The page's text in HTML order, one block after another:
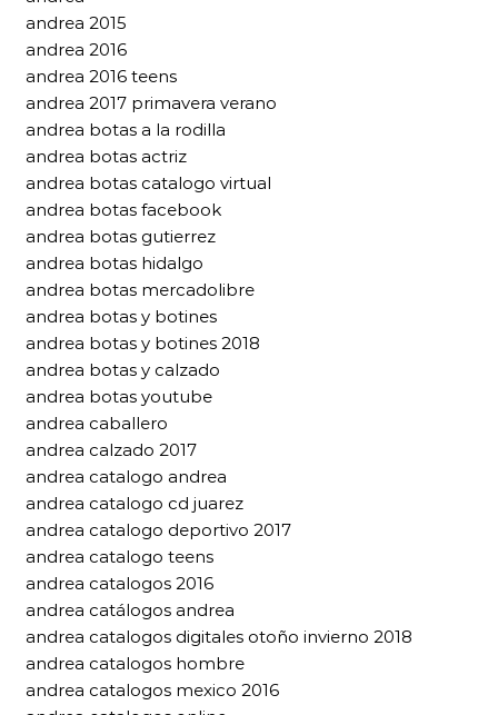
andrea 2015
andrea 2016
andrea 2016 teens
andrea 2017 primavera verano
andrea botas a la rodilla
andrea botas actriz
andrea botas catalogo virtual
andrea botas facebook
andrea botas gutierrez
andrea botas hidalgo
andrea botas mercadolibre
andrea botas y botines
andrea botas y botines 2018
andrea botas y calzado
andrea botas youtube
andrea caballero
andrea calzado 2017
andrea catalogo andrea
andrea catalogo cd juarez
andrea catalogo deportivo 2017
andrea catalogo teens
andrea catalogos 2016
andrea catálogos andrea
andrea catalogos digitales otoño invierno 2018
andrea catalogos hombre
andrea catalogos mexico 2016